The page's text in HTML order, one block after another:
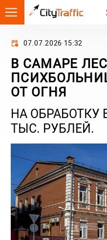
07.07.2026 15:32
В САМАРЕ
ОТ ОГНЯ
НА ОБРАБОТКУ
ТЫС. РУБЛЕЙ.